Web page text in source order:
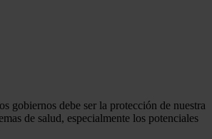
gobiernos debe ser la protección de nuestra
de salud, especialmente los potenciales